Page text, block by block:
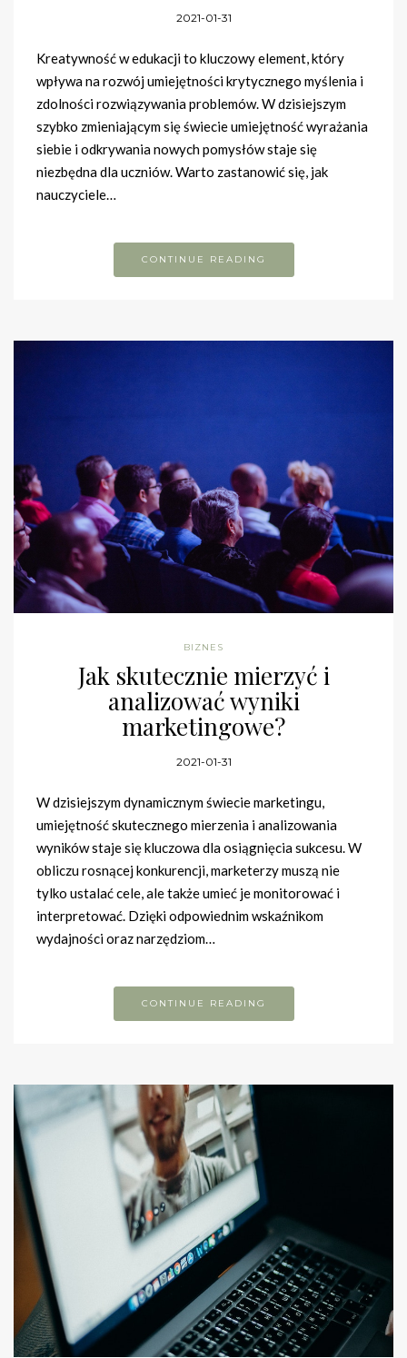
2021-01-31
Kreatywność w edukacji to kluczowy element, który
wpływa na rozwój umiejętności krytycznego myślenia i
zdolności rozwiązywania problemów. W dzisiejszym
szybko zmieniającym się świecie umiejętność wyrażania
siebie i odkrywania nowych pomysłów staje się
niezbędna dla uczniów. Warto zastanowić się, jak
nauczyciele…
CONTINUE READING
BIZNES
Jak skutecznie mierzyć i
analizować wyniki
marketingowe?
2021-01-31
W dzisiejszym dynamicznym świecie marketingu,
umiejętność skutecznego mierzenia i analizowania
wyników staje się kluczowa dla osiągnięcia sukcesu. W
obliczu rosnącej konkurencji, marketerzy muszą nie
tylko ustalać cele, ale także umieć je monitorować i
interpretować. Dzięki odpowiednim wskaźnikom
wydajności oraz narzędziom…
CONTINUE READING